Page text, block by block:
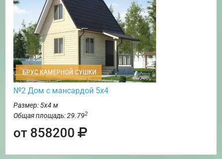
БРУС КАМЕРНОЙ СУШКИ
№2 Дом с мансардой 5х4
Размер: 5х4 м
Общая площадь: 29.792
от 858200